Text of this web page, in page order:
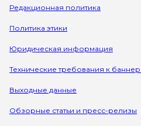
Редакционная политика
Политика этики
Юридическая информация
Технические требования к
Выходные данные
Обзорные статьи и пресс-релизы